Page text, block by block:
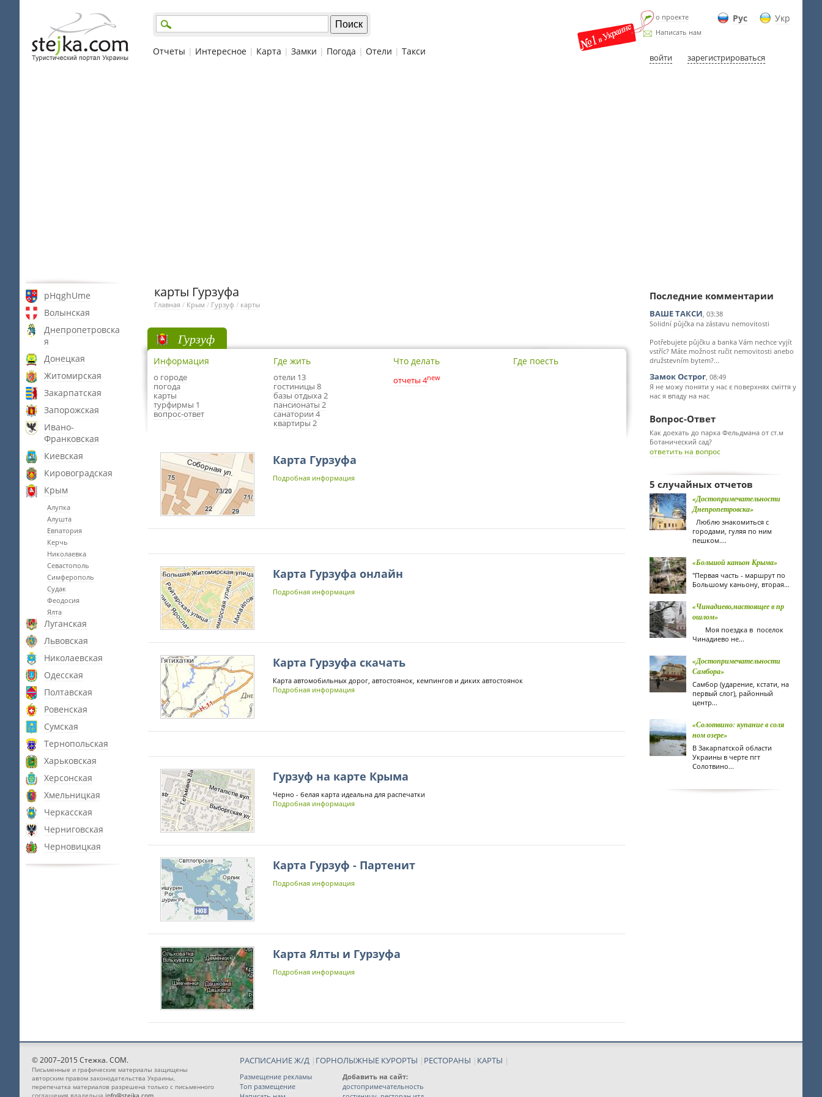
Рус Укр
о проекте
Написать нам
войти зарегистрироваться
Отчеты | Интересное | Карта | Замки | Погода | Отели | Такси
pHqghUme
Волынская
Днепропетровска
я
Донецкая
Житомирская
Закарпатская
Запорожская
Ивано-
Франковская
Киевская
Кировоградская
Крым
Алупка
Алушта
Евпатория
Керчь
Николаевка
Севастополь
Симферополь
Судак
Феодосия
Ялта
Луганская
Львовская
Николаевская
Одесская
Полтавская
Ровенская
Сумская
Тернопольская
Харьковская
Херсонская
Хмельницкая
Черкасская
Черниговская
Черновицкая
карты Гурзуфа
Главная / Крым / Гурзуф / карты
Гурзуф
Информация
о городе
погода
карты
турфирмы 1
вопрос-ответ
Где жить
отели 13
гостиницы 8
базы отдыха 2
пансионаты 2
санатории 4
квартиры 2
Что делать
отчеты 4new
Где поесть
Карта Гурзуфа
Подробная информация
Карта Гурзуфа онлайн
Подробная информация
Карта Гурзуфа скачать
Карта автомобильных дорог, автостоянок, кемпингов и диких автостоянок
Подробная информация
Гурзуф на карте Крыма
Черно - белая карта идеальна для распечатки
Подробная информация
Карта Гурзуф - Партенит
Подробная информация
Карта Ялты и Гурзуфа
Подробная информация
Последние комментарии
ВАШЕ ТАКСИ, 03:38
Solidní půjčka na zástavu nemovitosti
Potřebujete půjčku a banka Vám nechce vyjít
vstříc? Máte možnost ručit nemovitosti anebo
družstevním bytem?...
Замок Острог, 08:49
Я не можу поняти у нас є поверхнях сміття у
нас я впаду на нас
Вопрос-Ответ
Как доехать до парка Фельдмана от ст.м
Ботанический сад?
ответить на вопрос
5 случайных отчетов
«Достопримечательности
Днепропетровска»
Люблю знакомиться с
городами, гуляя по ним
пешком....
«Большой каньон Крыма»
"Первая часть - маршрут по
Большому каньону, вторая...
«Чинадиево,настоящее в пр
ошлом»
Моя поездка в поселок
Чинадиево не...
«Достопримечательности
Самбора»
Самбор (ударение, кстати, на
первый слог), районный
центр...
«Солотвино: купание в соля
ном озере»
В Закарпатской области
Украины в черте пгт
Солотвино...
© 2007–2015 Стежка. COM.
Письменные и графические материалы защищены
авторским правом законодательства Украины,
перепечатка материалов разрешена только с письменного
соглашения владельца info@stejka.com
РАСПИСАНИЕ Ж/Д | ГОРНОЛЫЖНЫЕ КУРОРТЫ | РЕСТОРАНЫ | КАРТЫ |
Размещение рекламы
Топ размещение
Добавить на сайт:
достопримечательность